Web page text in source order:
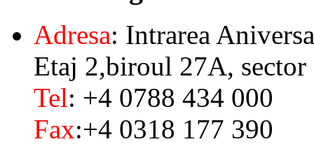
Adresa: Intrarea
Etaj 2,biroul 27A, sector
Tel: +4 0788 434 000
Fax:+4 0318 177 390